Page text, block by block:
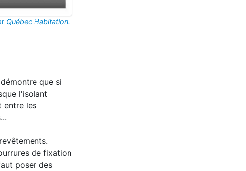
Québec Habitation.
que si
l'isolant
entre les
de fixation
poser des